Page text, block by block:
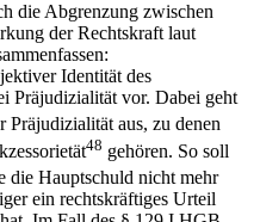
die Abgrenzung zwischen
der Rechtskraft laut
Identität des
Präjudizialität vor. Dabei geht
aus, zu denen
48 gehören. So soll
die Hauptschuld nicht mehr
ein rechtskräftiges Urteil